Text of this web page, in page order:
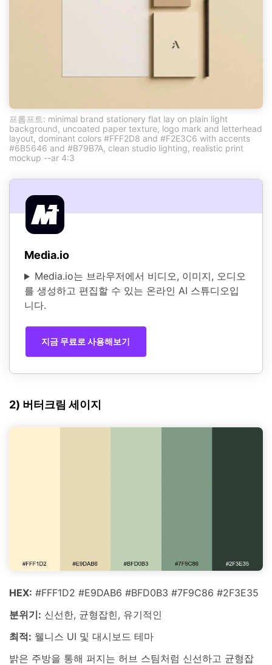
프롬프트: minimal brand stationery flat lay on plain light
background, uncoated paper texture, logo mark and letterhead
layout, dominant colors #FFF2D8 and #F2E3C6 with accents
#6B5646 and #B79B7A, clean studio lighting, realistic print
mockup --ar 4:3
Media.io
Media.io는 브라우저에서 비디오, 이미지, 오디오
를 생성하고 편집할 수 있는 온라인 AI 스튜디오입
니다.
지금 무료로 사용해보기
2) 버터크림 세이지
HEX: #FFF1D2 #E9DAB6 #BFD0B3 #7F9C86 #2F3E35
분위기: 신선한, 균형잡힌, 유기적인
최적: 웰니스 UI 및 대시보드 테마
밝은 주방을 통해 퍼지는 허브 스팀처럼 신선하고 균형잡